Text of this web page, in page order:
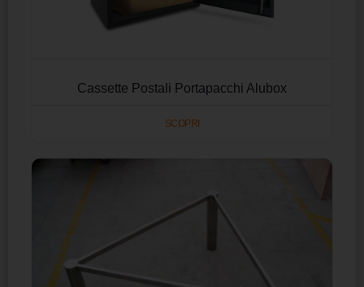
Cassette Postali Portapacchi Alubox
SCOPRI